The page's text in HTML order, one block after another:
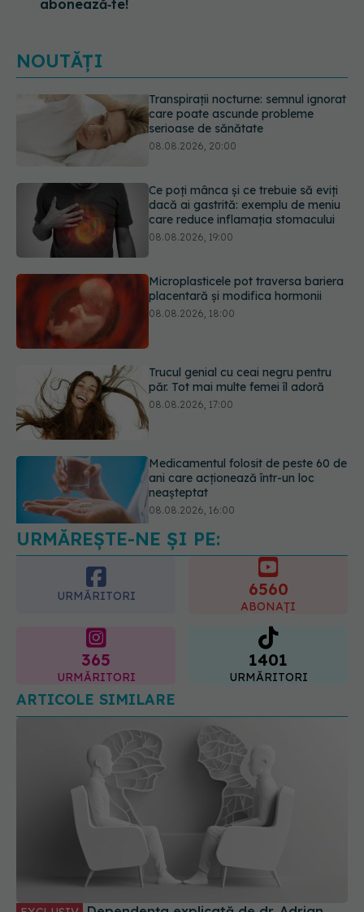
abonează‑te!
NOUTĂȚI
Ce poți mânca și ce trebuie să eviți
dacă ai gastrită: exemplu de meniu
care reduce inflamația stomacului
Microplasticele pot traversa bariera
placentară și modifica hormonii
08.08.2026, 18:00
Trucul genial cu ceai negru pentru
păr. Tot mai multe femei îl adoră
Medicamentul folosit de peste 60 de
ani care acționează într-un loc
Transpirații nocturne: semnul ignorat
care poate ascunde probleme
serioase de sănătate
URMĂREȘTE-NE ȘI PE:
URMĂRITORI
365 1401
URMĂRITORI
ARTICOLE SIMILARE
Atasiei: criterii, diferența dintre consum ocazional
și comportament compulsive